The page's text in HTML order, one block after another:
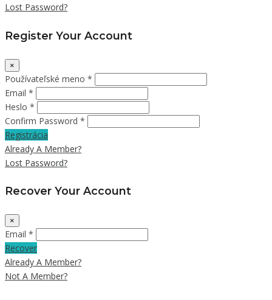
Lost Password?
Register Your Account
×
Používateľské meno *
Email *
Heslo *
Confirm Password *
Registrácia
Already A Member?
Lost Password?
Recover Your Account
×
Email *
Recover
Already A Member?
Not A Member?